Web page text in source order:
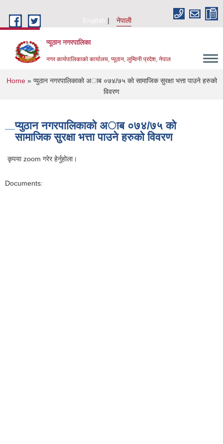
English
नेपाली
प्यूठान नगरपालिका
नगर कार्यपालिकाकाे कार्यालय, प्यूठान, लुम्विनी प्रदेश, नेपाल
You are here
Home» प्युठान नगरपालिकाकाे अा‍ब ०७४/७५ काे सामाजिक सुरक्षा भत्ता पाउने हरुको
विवरण
प्युठान नगरपालिकाकाे अा‍ब ०७४/७५ काे
सामाजिक सुरक्षा भत्ता पाउने हरुको विवरण
कृपया zoom गरेर हेर्नुहोला।
Documents: